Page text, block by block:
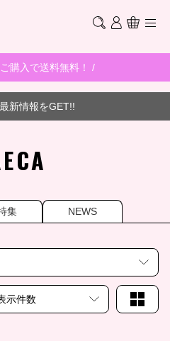
購入で送料無料！ /
新情報をGET!!
集 NEWS
示件数